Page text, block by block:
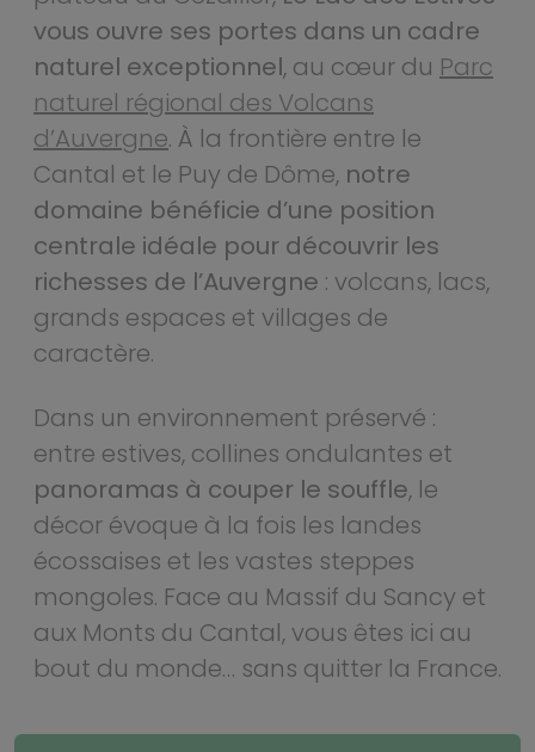
vous ouvre ses portes dans un cadre
naturel exceptionnel, au cœur du Parc
naturel régional des Volcans
d’Auvergne. À la frontière entre le
Cantal et le Puy de Dôme, notre
domaine bénéficie d’une position
centrale idéale pour découvrir les
richesses de l’Auvergne : volcans, lacs,
grands espaces et villages de
caractère.
Dans un environnement préservé :
entre estives, collines ondulantes et
panoramas à couper le souffle, le
décor évoque à la fois les landes
écossaises et les vastes steppes
mongoles. Face au Massif du Sancy et
aux Monts du Cantal, vous êtes ici au
bout du monde… sans quitter la France.